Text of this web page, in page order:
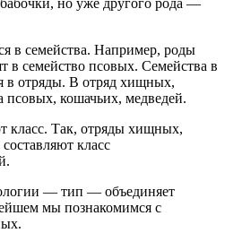
но уже другого рода —
в семейства. Например, роды
в семейство псовых. Семейства в
в отряды. В отряд хищных,
псовых, кошачьих, медведей.
класс. Так, отряды хищных,
класс
— тип — объединяет
мы познакомимся с